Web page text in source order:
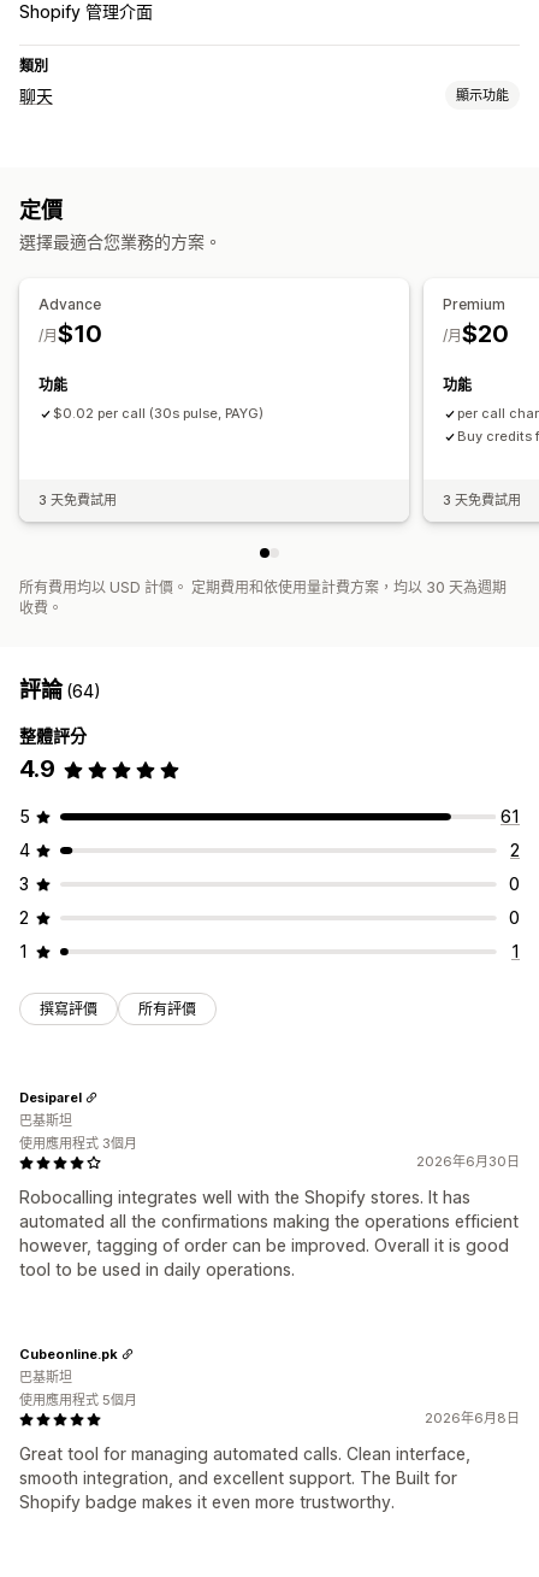
Shopify 管理介面
類別
聊天 顯示功能
定價
選擇最適合您業務的方案。
Advance
$10
/月
功能
$0.02 per call (30s pulse, PAYG)
3 天免費試用
Premium
$20
/月
功能
per call
Buy credits
3 天免費試用
所有費用均以 USD 計價。 定期費用和依使用量計費方案，均以 30 天為週期
收費。
評論(64)
整體評分
4.9
5
61
4
2
3
0
2
0
1
1
撰寫評價 所有評價
2026年6月30日
Robocalling integrates well with the Shopify stores. It has
automated all the confirmations making the operations efficient
however, tagging of order can be improved. Overall it is good
tool to be used in daily operations.
Desiparel
巴基斯坦
使用應用程式 3個月
2026年6月8日
Great tool for managing automated calls. Clean interface,
smooth integration, and excellent support. The Built for
Shopify badge makes it even more trustworthy.
Cubeonline.pk
巴基斯坦
使用應用程式 5個月